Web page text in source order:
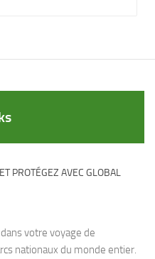
PROTÉGEZ AVEC GLOBAL
votre voyage de
nationaux du monde entier.